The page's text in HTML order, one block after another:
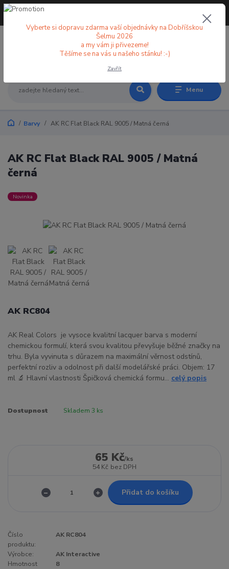
Menu
+420 773 998 582
Barvy AK RC Flat Black RAL 9005 / Matná černá
AK RC Flat Black RAL 9005 / Matná
černá
Novinka
AK RC804
AK Real Colors je vysoce kvalitní lacquer barva s moderní
chemickou formulí, která svou kvalitou převyšuje běžné značky na
trhu. Byla vyvinuta s důrazem na maximální věrnost odstínů,
perfektní rozliv a odolnost při další modelářské práci. Objem: 17
ml 🔬 Hlavní vlastnosti Špičková chemická formu... celý popis
Dostupnost Skladem 3 ks
65 Kč/ks
54 Kč bez DPH
Přidat do košíku
Číslo
produktu:
AK RC804
Výrobce:
AK Interactive
Hmotnost
8
Vyberte si dopravu zdarma vaší objednávky na Dobříšskou
Šelmu 2026
a my vám ji přivezeme!
Těšíme se na vás u našeho stánku! :-)
Zavřít